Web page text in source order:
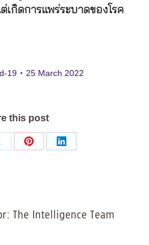
เกิดการแพร่ระบาดของโรค
19 25 March 2022
this post
Share
Share
The Intelligence Team